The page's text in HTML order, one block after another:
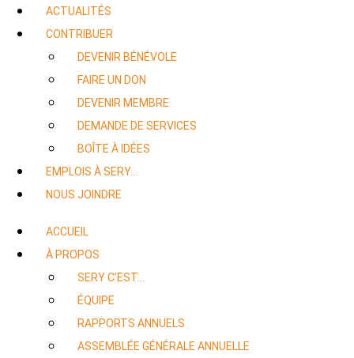
ACTUALITÉS
CONTRIBUER
DEVENIR BÉNÉVOLE
FAIRE UN DON
DEVENIR MEMBRE
DEMANDE DE SERVICES
BOÎTE À IDÉES
EMPLOIS À SERY…
NOUS JOINDRE
ACCUEIL
À PROPOS
SERY C’EST…
ÉQUIPE
RAPPORTS ANNUELS
ASSEMBLÉE GÉNÉRALE ANNUELLE